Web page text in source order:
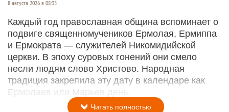
8 августа 2026 в 08:35
Каждый год православная община вспоминает о
подвиге священномучеников Ермолая, Ермиппа
и Ермократа — служителей Никомидийской
церкви. В эпоху суровых гонений они смело
несли людям слово Христово. Народная
традиция закрепила эту дату в календаре как
Ермолаев или Марьев день.
Читать полностью